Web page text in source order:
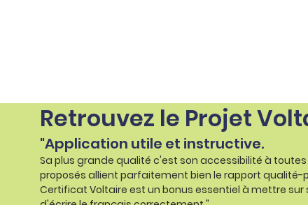
Retrouvez le Projet
"Application utile et instructive.
Sa plus grande qualité c'est son accessibilité à
proposés allient parfaitement bien le rapport
Certificat Voltaire est un bonus essentiel à mettre